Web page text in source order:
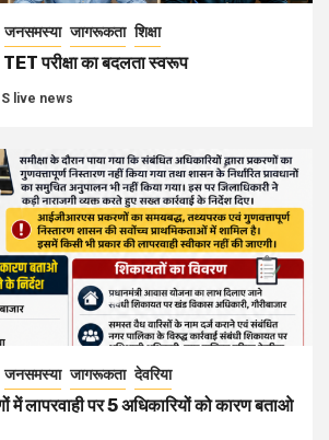
जनसमस्या जागरूकता शिक्षा
परीक्षा का बदलता स्वरूप
S live news
जनसमस्या जागरूकता देवरिया
लापरवाही पर 5 अधिकारियों को कारण बताओ